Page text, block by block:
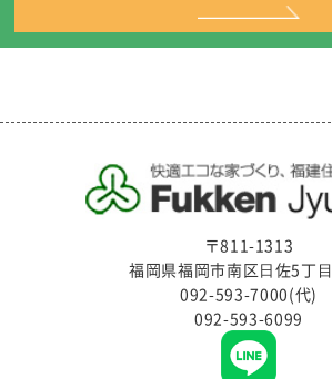
〒811-1313
福岡県福岡市南区⽇佐5丁
092-593-7000(代)
092-593-6099